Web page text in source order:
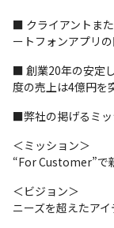
■ クライアントま
ートフォンアプリ
■ 創業20年の安定
度の売上は4億円を
■弊社の掲げるミ
＜ミッション＞
“For Customer”で
＜ビジョン＞
ニーズを超えたアイ